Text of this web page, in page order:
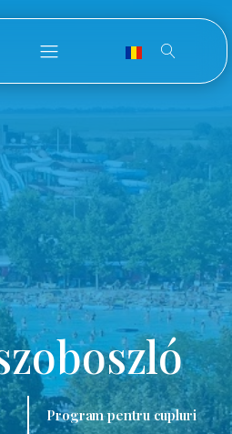
Program pentru cupluri